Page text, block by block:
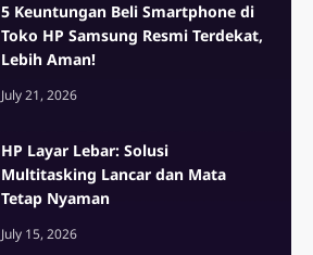
5 Keuntungan Beli Smartphone di
Toko HP Samsung Resmi Terdekat,
Lebih Aman!
July 21, 2026
HP Layar Lebar: Solusi
Multitasking Lancar dan Mata
Tetap Nyaman
July 15, 2026